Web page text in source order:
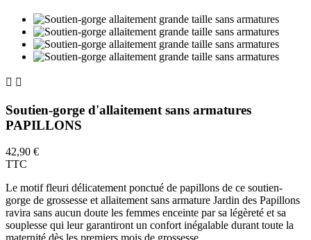
 
Soutien-gorge d'allaitement sans armatures
PAPILLONS
42,90 €
TTC
Le motif fleuri délicatement ponctué de papillons de ce soutien-
gorge de grossesse et allaitement sans armature Jardin des Papillons
ravira sans aucun doute les femmes enceinte par sa légèreté et sa
souplesse qui leur garantiront un confort inégalable durant toute la